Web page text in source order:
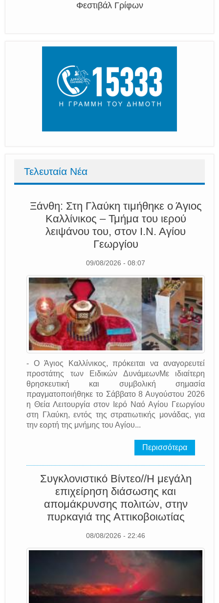
Φεστιβάλ Γρίφων
Τελευταία Νέα
Ξάνθη: Στη Γλαύκη τιμήθηκε ο Άγιος
Καλλίνικος – Τμήμα του ιερού
λειψάνου του, στον Ι.Ν. Αγίου
Γεωργίου
09/08/2026 - 08:07
- Ο Άγιος Καλλίνικος, πρόκειται να αναγορευτεί
προστάτης των Ειδικών ΔυνάμεωνΜε ιδιαίτερη
θρησκευτική και συμβολική σημασία
πραγματοποιήθηκε το Σάββατο 8 Αυγούστου 2026
η Θεία Λειτουργία στον Ιερό Ναό Αγίου Γεωργίου
στη Γλαύκη, εντός της στρατιωτικής μονάδας, για
την εορτή της μνήμης του Αγίου...
Περισσότερα
Συγκλονιστικό Βίντεο//Η μεγάλη
επιχείρηση διάσωσης και
απομάκρυνσης πολιτών, στην
πυρκαγιά της Αττικοβοιωτίας
08/08/2026 - 22:46